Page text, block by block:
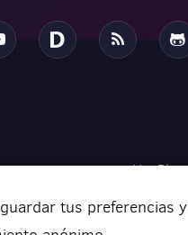
Ver
tus preferencias